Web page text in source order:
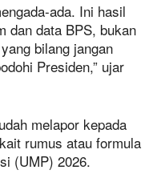
ada. Ini hasil
dan data BPS, bukan
bilang jangan
Presiden,” ujar
melapor kepada
rumus atau formula
(UMP) 2026.